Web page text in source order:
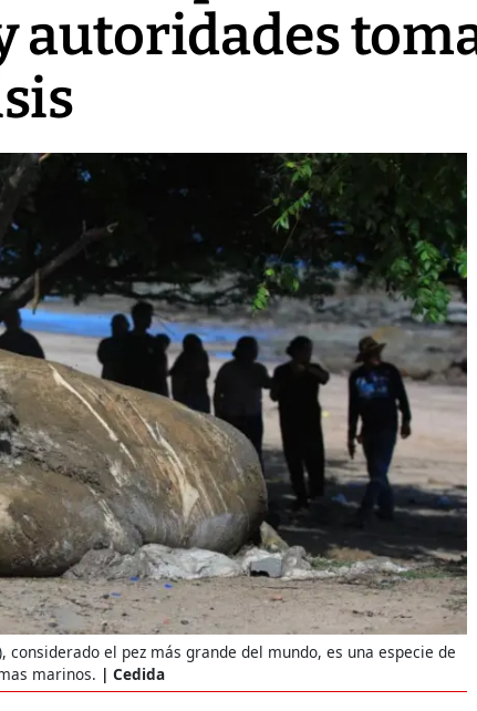
autoridades
considerado el pez más grande del mundo, es una especie de
marinos.
Cedida
Video, Japón: Terremoto
deja heridos y graves
daños en Kumamoto
Un fuerte terremoto de magnitud
7,1 se registró este martes 28 de
julio en la prefectura de Kumamoto,
al sur de Japón, provocando una
emergencia de gran...